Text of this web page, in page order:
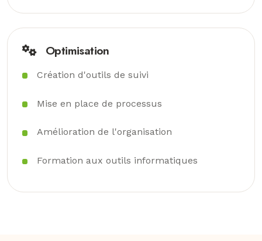
Optimisation
Création d'outils de suivi
Mise en place de processus
Amélioration de l'organisation
Formation aux outils informatiques